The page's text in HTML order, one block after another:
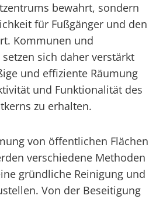
bewahrt, sondern
für Fußgänger und den
Kommunen und
sich daher verstärkt
und effiziente Räumung
und Funktionalität des
zu erhalten.
von öffentlichen Flächen
verschiedene Methoden
gründliche Reinigung und
Von der Beseitigung